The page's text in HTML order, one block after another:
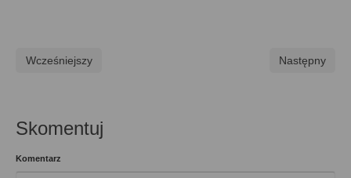
Wcześniejszy Następny
Skomentuj
Komentarz